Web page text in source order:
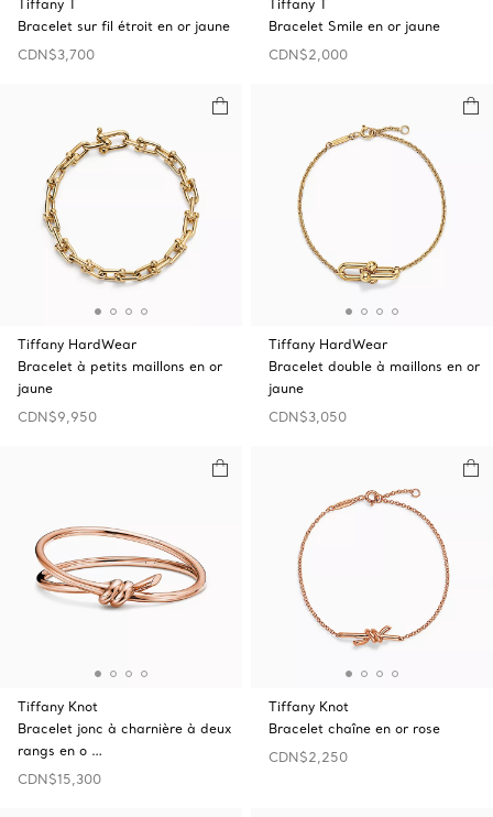
Tiffany T
Bracelet sur fil étroit en or jaune
CDN$3,700
Tiffany T
Bracelet Smile en or jaune
CDN$2,000
Tiffany HardWear
Bracelet à petits maillons en or
jaune
CDN$9,950
Tiffany HardWear
Bracelet double à maillons en or
jaune
CDN$3,050
Tiffany Knot
Bracelet jonc à charnière à deux
rangs en o …
CDN$15,300
Tiffany Knot
Bracelet chaîne en or rose
CDN$2,250